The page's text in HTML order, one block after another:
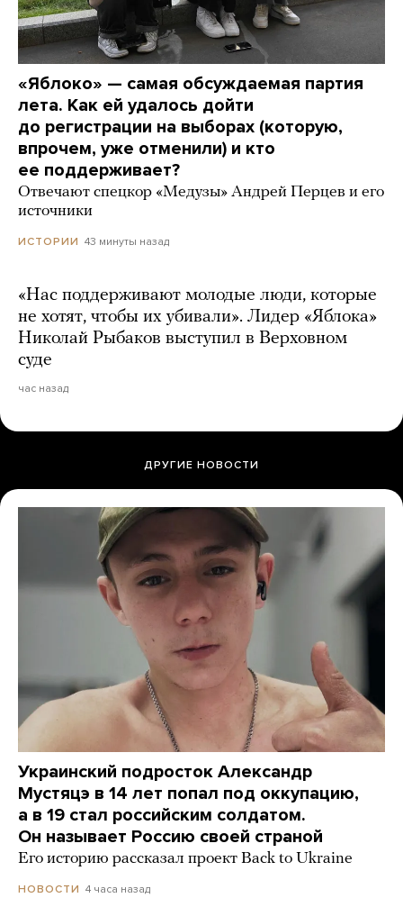
«Яблоко» — самая обсуждаемая партия
лета. Как ей удалось дойти
до регистрации на выборах (которую,
впрочем, уже отменили) и кто
ее поддерживает?
Отвечают спецкор «Медузы» Андрей Перцев и его
источники
ИСТОРИИ 43 минуты назад
«Нас поддерживают молодые люди, которые
не хотят, чтобы их убивали». Лидер «Яблока»
Николай Рыбаков выступил в Верховном
суде
час назад
ДРУГИЕ НОВОСТИ
Украинский подросток Александр
Мустяцэ в 14 лет попал под оккупацию,
а в 19 стал российским солдатом.
Он называет Россию своей страной
Его историю рассказал проект Back to Ukraine
НОВОСТИ 4 часа назад